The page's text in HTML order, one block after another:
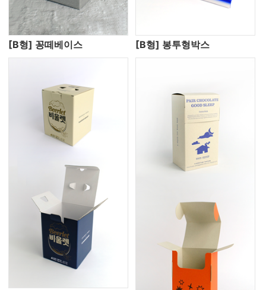
[B형] 꽁떼베이스 [B형] 봉투형박스